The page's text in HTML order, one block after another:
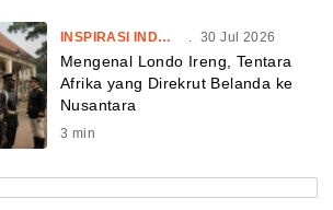
INSPIRASI INDONESIA 30 Jul 2026
Mengenal Londo Ireng, Tentara
Afrika yang Direkrut Belanda ke
Nusantara
3 min